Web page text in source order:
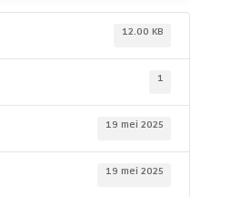
12.00 KB
1
19 mei 2025
19 mei 2025